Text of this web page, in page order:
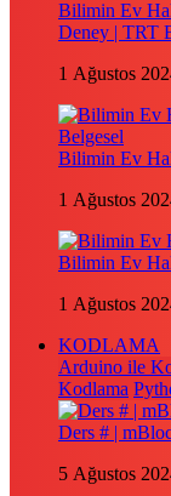
Bilimin Ev
Deney | TRT
1 Ağustos
Bilimin Ev
1 Ağustos
Bilimin Ev
1 Ağustos
KODLAMA
Arduino ile
Kodlama
Ders # |
5 Ağustos